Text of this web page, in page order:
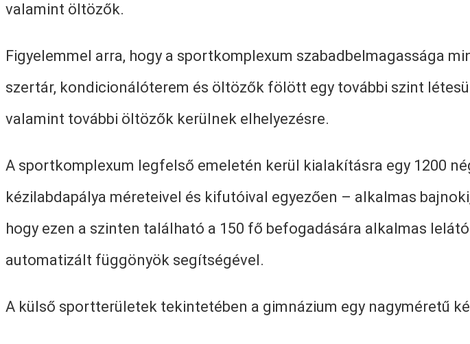
valamint öltözők.
Figyelemmel arra, hogy a sportkomplexum szabadbelmagassága
szertár, kondicionálóterem és öltözők fölött egy további szint
valamint további öltözők kerülnek elhelyezésre.
A sportkomplexum legfelső emeletén kerül kialakításra egy 1200
kézilabdapálya méreteivel és kifutóival egyezően – alkalmas
hogy ezen a szinten található a 150 fő befogadására alkalmas
automatizált függönyök segítségével.
A külső sportterületek tekintetében a gimnázium egy nagyméretű